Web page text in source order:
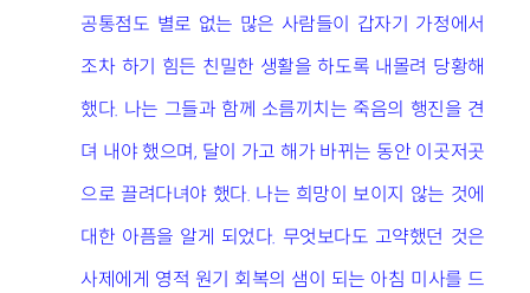
공통점도 별로 없는 많은 사람들이 갑자기 가정에서
조차 하기 힘든 친밀한 생활을 하도록 내몰려 당황해
했다. 나는 그들과 함께 소름끼치는 죽음의 행진을 견
뎌 내야 했으며, 달이 가고 해가 바뀌는 동안 이곳저곳
으로 끌려다녀야 했다. 나는 희망이 보이지 않는 것에
대한 아픔을 알게 되었다. 무엇보다도 고약했던 것은
사제에게 영적 원기 회복의 샘이 되는 아침 미사를 드